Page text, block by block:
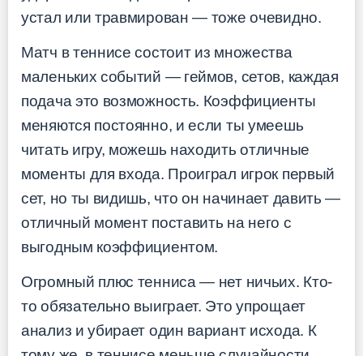
устал или травмирован — тоже очевидно.
Матч в теннисе состоит из множества
маленьких событий — геймов, сетов, каждая
подача это возможность. Коэффициенты
меняются постоянно, и если ты умеешь
читать игру, можешь находить отличные
моменты для входа. Проиграл игрок первый
сет, но ты видишь, что он начинает давить —
отличный момент поставить на него с
выгодным коэффициентом.
Огромный плюс тенниса — нет ничьих. Кто-
то обязательно выиграет. Это упрощает
анализ и убирает один вариант исхода. К